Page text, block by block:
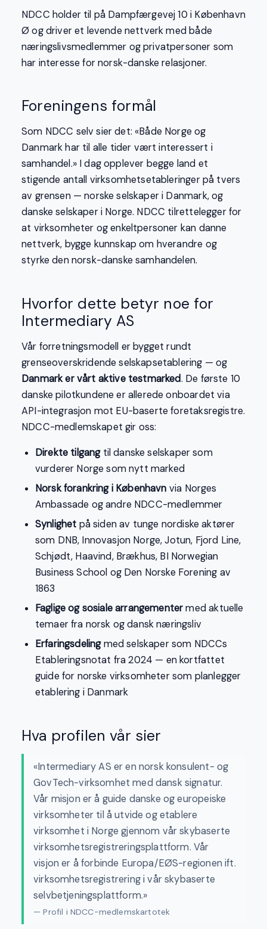
NDCC holder til på Dampfærgevej 10 i København
Ø og driver et levende nettverk med både
næringslivsmedlemmer og privatpersoner som
har interesse for norsk-danske relasjoner.
Foreningens formål
Som NDCC selv sier det: «Både Norge og
Danmark har til alle tider vært interessert i
samhandel.» I dag opplever begge land et
stigende antall virksomhetsetableringer på tvers
av grensen — norske selskaper i Danmark, og
danske selskaper i Norge. NDCC tilrettelegger for
at virksomheter og enkeltpersoner kan danne
nettverk, bygge kunnskap om hverandre og
styrke den norsk-danske samhandelen.
Hvorfor dette betyr noe for
Intermediary AS
Vår forretningsmodell er bygget rundt
grenseoverskridende selskapsetablering — og
Danmark er vårt aktive testmarked. De første 10
danske pilotkundene er allerede onboardet via
API-integrasjon mot EU-baserte foretaksregistre.
NDCC-medlemskapet gir oss:
Direkte tilgangtil danske selskaper som
vurderer Norge som nytt marked
Norsk forankring i København via Norges
Ambassade og andre NDCC-medlemmer
Synlighet på siden av tunge nordiske aktører
som DNB, Innovasjon Norge, Jotun, Fjord Line,
Schjødt, Haavind, Brækhus, BI Norwegian
Business School og Den Norske Forening av
1863
Faglige og sosiale arrangementermed aktuelle
temaer fra norsk og dansk næringsliv
Erfaringsdelingmed selskaper som NDCCs
Etableringsnotat fra 2024 — en kortfattet
guide for norske virksomheter som planlegger
etablering i Danmark
Hva profilen vår sier
«Intermediary AS er en norsk konsulent- og
GovTech-virksomhet med dansk signatur.
Vår misjon er å guide danske og europeiske
virksomheter til å utvide og etablere
virksomhet i Norge gjennom vår skybaserte
virksomhetsregistreringsplattform. Vår
visjon er å forbinde Europa/EØS-regionen ift.
virksomhetsregistrering i vår skybaserte
selvbetjeningsplattform.»
— Profil i NDCC-medlemskartotek